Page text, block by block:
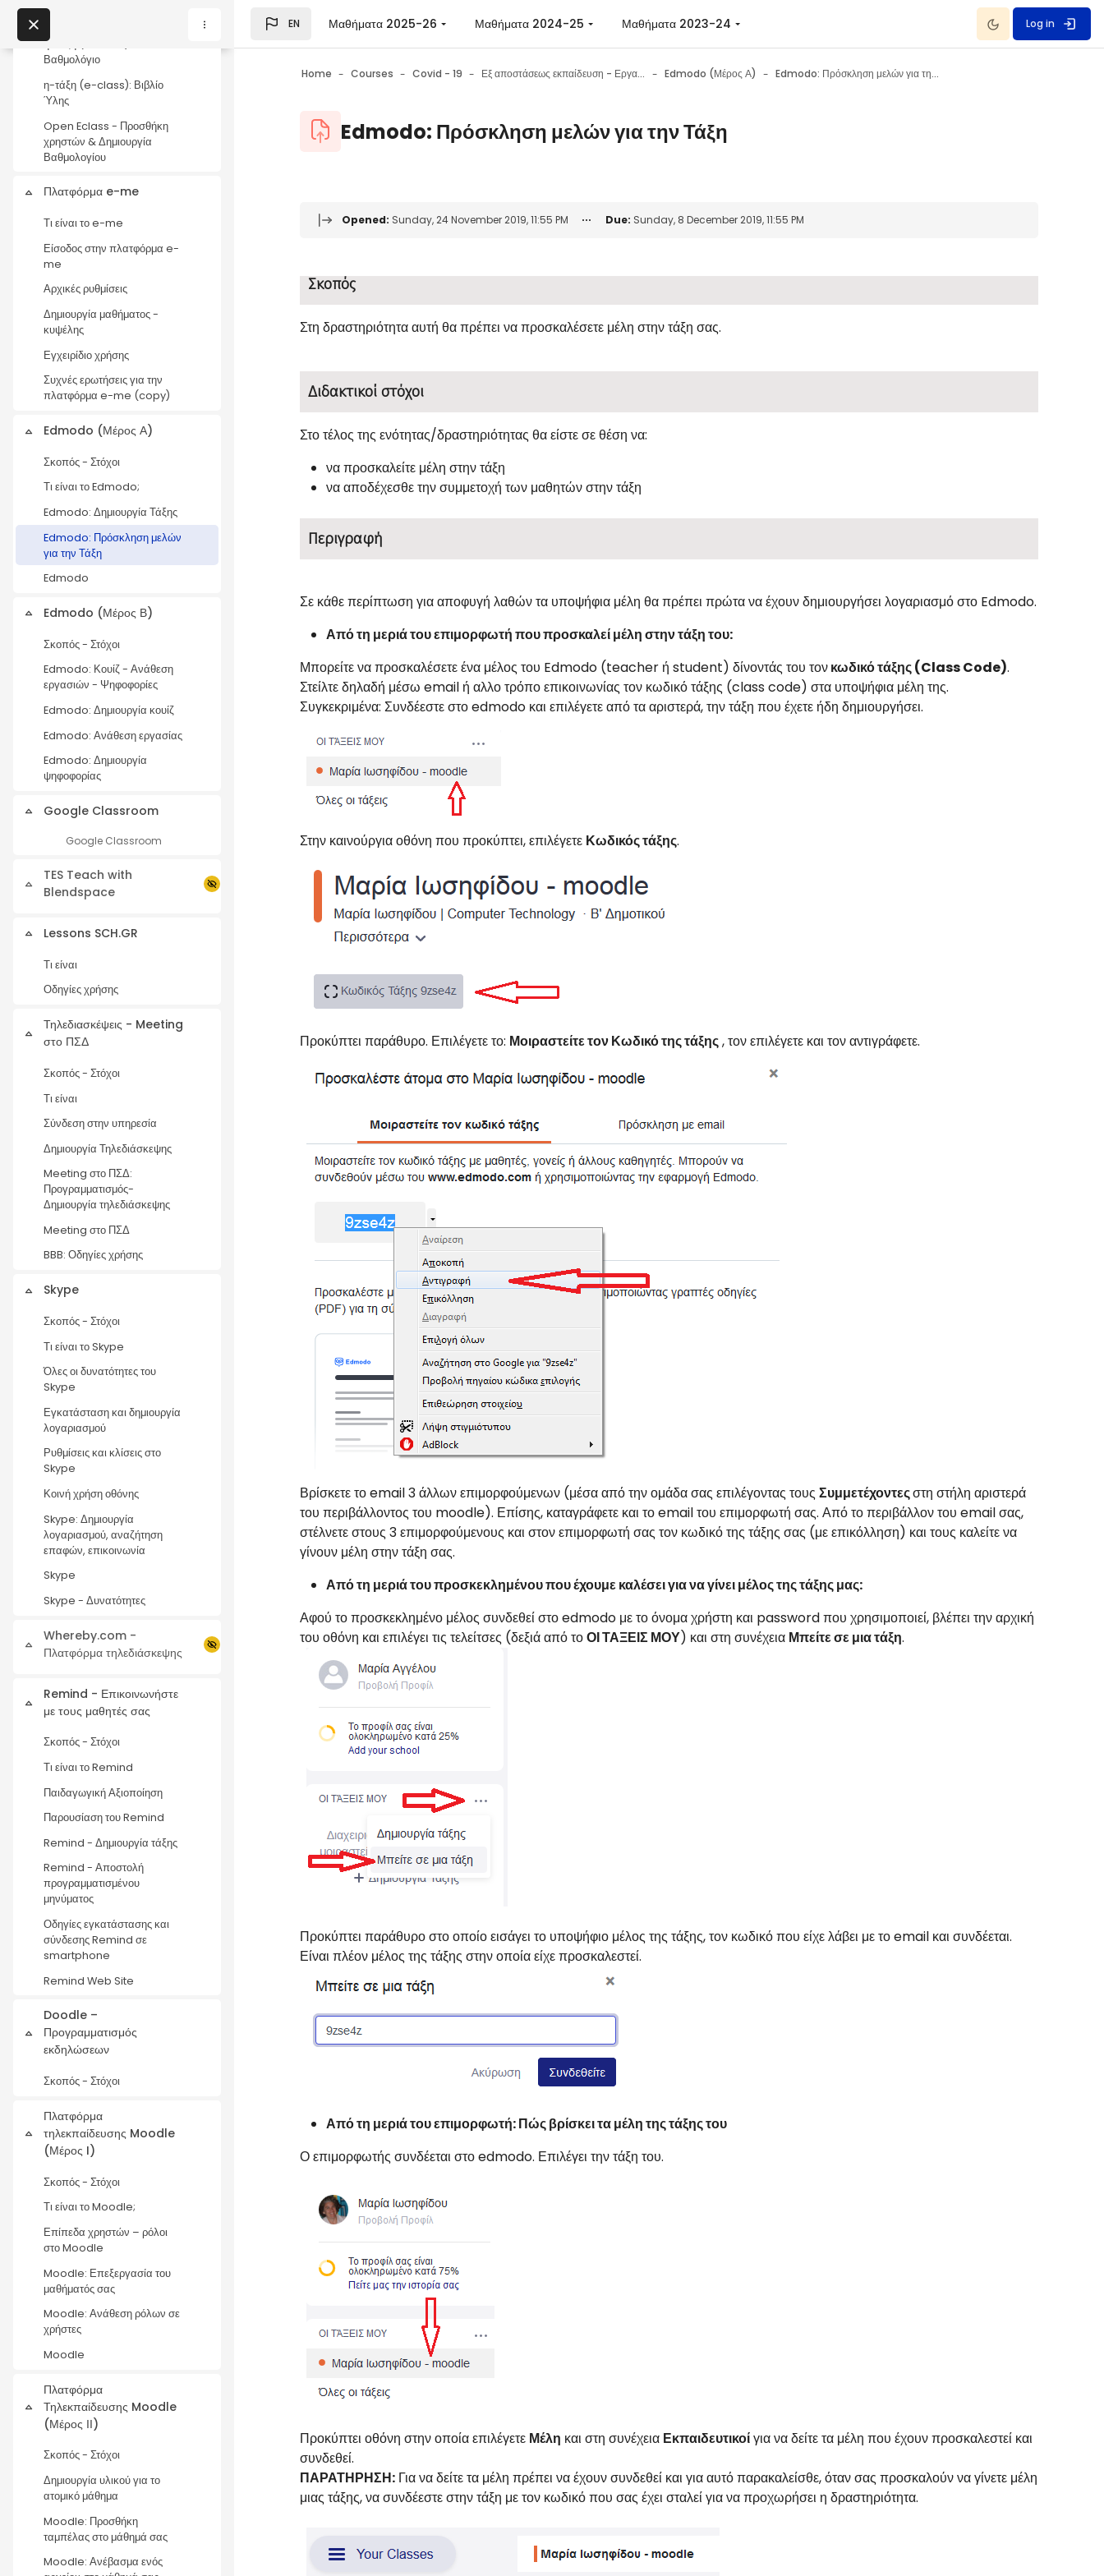
BlocksMy Courses
Blocks
η-τάξη (e-class):
Βαθμολόγιο
η-τάξη (e-class): Βιβλίο
Ύλης
Open Eclass - Προσθήκη
χρηστών & Δημιουργία
Βαθμολογίου
Collapse
Πλατφόρμα e-me
Τι είναι το e-me
Είσοδος στην πλατφόρμα e-
me
Αρχικές ρυθμίσεις
Δημιουργία μαθήματος -
κυψέλης
Εγχειρίδιο χρήσης
Συχνές ερωτήσεις για την
πλατφόρμα e-me (copy)
Collapse
Edmodo (Μέρος Α)
Σκοπός - Στόχοι
Τι είναι το Edmodo;
Edmodo: Δημιουργία Τάξης
Edmodo: Πρόσκληση μελών
για την Τάξη
Edmodo
Collapse
Edmodo (Μέρος Β)
Σκοπός - Στόχοι
Edmodo: Κουίζ - Ανάθεση
εργασιών - Ψηφοφορίες
Edmodo: Δημιουργία κουίζ
Edmodo: Ανάθεση εργασίας
Edmodo: Δημιουργία
ψηφοφορίας
Collapse
Google Classroom
Google Classroom
Collapse
TES Teach with
Blendspace
Collapse
Lessons SCH.GR
Τι είναι
Οδηγίες χρήσης
Collapse
Τηλεδιασκέψεις - Meeting
στο ΠΣΔ
Σκοπός - Στόχοι
Τι είναι
Σύνδεση στην υπηρεσία
Δημιουργία Τηλεδιάσκεψης
Meeting στο ΠΣΔ:
Προγραμματισμός-
Δημιουργία τηλεδιάσκεψης
Meeting στο ΠΣΔ
BBB: Οδηγίες χρήσης
Collapse
Skype
Σκοπός - Στόχοι
Τι είναι το Skype
Όλες οι δυνατότητες του
Skype
Εγκατάσταση και δημιουργία
λογαριασμού
Ρυθμίσεις και κλίσεις στο
Skype
Κοινή χρήση οθόνης
Skype: Δημιουργία
λογαριασμού, αναζήτηση
επαφών, επικοινωνία
Skype
Skype - Δυνατότητες
Collapse
Whereby.com -
Πλατφόρμα τηλεδιάσκεψης
Collapse
Remind - Επικοινωνήστε
με τους μαθητές σας
Σκοπός - Στόχοι
Τι είναι το Remind
Παιδαγωγική Αξιοποίηση
Παρουσίαση του Remind
Remind - Δημιουργία τάξης
Remind - Αποστολή
προγραμματισμένου
μηνύματος
Οδηγίες εγκατάστασης και
σύνδεσης Remind σε
smartphone
Remind Web Site
Collapse
Doodle –
Προγραμματισμός
εκδηλώσεων
Σκοπός - Στόχοι
Collapse
Πλατφόρμα
τηλεκπαίδευσης Moodle
(Μέρος I)
Σκοπός - Στόχοι
Τι είναι το Moodle;
Επίπεδα χρηστών – ρόλοι
στο Moodle
Moodle: Επεξεργασία του
μαθήματός σας
Moodle: Ανάθεση ρόλων σε
χρήστες
Moodle
Collapse
Πλατφόρμα
Τηλεκπαίδευσης Moodle
(Μέρος ΙΙ)
Σκοπός - Στόχοι
Δημιουργία υλικού για το
ατομικό μάθημα
Moodle: Προσθήκη
ταμπέλας στο μάθημά σας
Moodle: Ανέβασμα ενός
EN Μαθήματα 2025-26 Μαθήματα 2024-25 Μαθήματα 2023-24 Dark Mode
Log in
Home Courses Covid - 19 Εξ αποστάσεως εκπαίδευση - Εργαλεία επικοινωνίας - Εργαλεία συνεργασίας - Συμβουλές Edmodo (Μέρος Α) Edmodo: Πρόσκληση μελών για την Τάξη
BlocksEdmodo: Πρόσκληση μελών για την Τάξη
Blocks
Completion requirements
Opened: Sunday, 24 November 2019, 11:55 PM Due: Sunday, 8 December 2019, 11:55 PM
Σκοπός
Στη δραστηριότητα αυτή θα πρέπει να προσκαλέσετε μέλη στην τάξη σας.
Διδακτικοί στόχοι
Στο τέλος της ενότητας/δραστηριότητας θα είστε σε θέση να:
να προσκαλείτε μέλη στην τάξη
να αποδέχεσθε την συμμετοχή των μαθητών στην τάξη
Περιγραφή
Σε κάθε περίπτωση για αποφυγή λαθών τα υποψήφια μέλη θα πρέπει πρώτα να έχουν δημιουργήσει λογαριασμό στο Edmodo.
Από τη μεριά του επιμορφωτή που προσκαλεί μέλη στην τάξη του:
Μπορείτε να προσκαλέσετε ένα μέλος του Edmodo (teacher ή student) δίνοντάς του τονκωδικό τάξης (Class Code).
Στείλτε δηλαδή μέσω email ή αλλο τρόπο επικοινωνίας τον κωδικό τάξης (class code) στα υποψήφια μέλη της.
Συγκεκριμένα: Συνδέεστε στο edmodo και επιλέγετε από τα αριστερά, την τάξη που έχετε ήδη δημιουργήσει.
Στην καινούργια οθόνη που προκύπτει, επιλέγετε Κωδικός τάξης.
Προκύπτει παράθυρο. Επιλέγετε το: Μοιραστείτε τον Κωδικό της τάξης, τον επιλέγετε και τον αντιγράφετε.
Βρίσκετε το email 3 άλλων επιμορφούμενων (μέσα από την ομάδα σας επιλέγοντας τους Συμμετέχοντεςστη στήλη αριστερά
του περιβάλλοντος του moodle). Επίσης, καταγράφετε και το email του επιμορφωτή σας. Από το περιβάλλον του email σας,
στέλνετε στους 3 επιμορφούμενους και στον επιμορφωτή σας τον κωδικό της τάξης σας (με επικόλληση) και τους καλείτε να
γίνουν μέλη στην τάξη σας.
Από τη μεριά του προσκεκλημένου που έχουμε καλέσει για να γίνει μέλος της τάξης μας:
Αφού το προσκεκλημένο μέλος συνδεθεί στο edmodo με το όνομα χρήστη και password που χρησιμοποιεί, βλέπει την αρχική
του οθόνη και επιλέγει τις τελείτσες (δεξιά από τοΟΙ ΤΑΞΕΙΣ ΜΟΥ) και στη συνέχεια Μπείτε σε μια τάξη.
Προκύπτει παράθυρο στο οποίο εισάγει το υποψήφιο μέλος της τάξης, τον κωδικό που είχε λάβει με το email και συνδέεται.
Είναι πλέον μέλος της τάξης στην οποία είχε προσκαλεστεί.
Από τη μεριά του επιμορφωτή: Πώς βρίσκει τα μέλη της τάξης του
Ο επιμορφωτής συνδέεται στο edmodo. Επιλέγει την τάξη του.
Προκύπτει οθόνη στην οποία επιλέγετε Μέλη και στη συνέχεια Εκπαιδευτικοίγια να δείτε τα μέλη που έχουν προσκαλεστεί και
συνδεθεί.
ΠΑΡΑΤΗΡΗΣΗ: Για να δείτε τα μέλη πρέπει να έχουν συνδεθεί και για αυτό παρακαλείσθε, όταν σας προσκαλούν να γίνετε μέλη
μιας τάξης, να συνδέεστε στην τάξη με τον κωδικό που σας έχει σταλεί για να προχωρήσει η δραστηριότητα.